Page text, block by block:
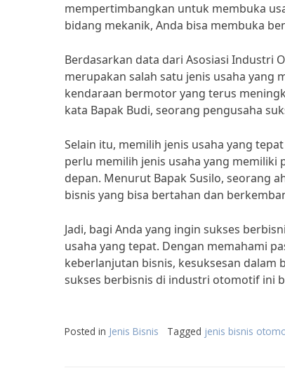
mempertimbangkan untuk membuka
bidang mekanik, Anda bisa membuka
Berdasarkan data dari Asosiasi Industri
merupakan salah satu jenis usaha yang
kendaraan bermotor yang terus
kata Bapak Budi, seorang pengusaha
Selain itu, memilih jenis usaha yang
perlu memilih jenis usaha yang memiliki
depan. Menurut Bapak Susilo, seorang
bisnis yang bisa bertahan dan
Jadi, bagi Anda yang ingin sukses
usaha yang tepat. Dengan memahami
keberlanjutan bisnis, kesuksesan
sukses berbisnis di industri otomotif ini
Posted in Jenis Bisnis Tagged jenis bisnis